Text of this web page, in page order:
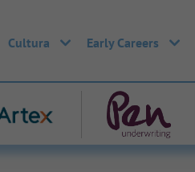
Cultura Early Careers